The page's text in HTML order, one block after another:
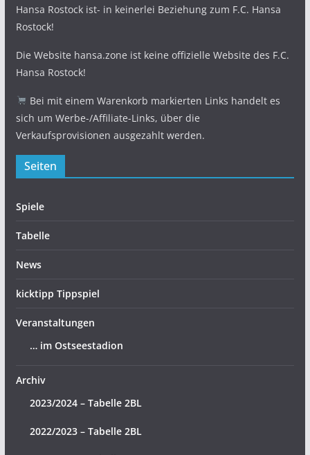
Hansa Rostock ist- in keinerlei Beziehung zum F.C. Hansa
Rostock!
Die Website hansa.zone ist keine offizielle Website des F.C.
Hansa Rostock!
Bei mit einem Warenkorb markierten Links handelt es
sich um Werbe-/Affiliate-Links, über die
Verkaufsprovisionen ausgezahlt werden.
Seiten
Spiele
Tabelle
News
kicktipp Tippspiel
Veranstaltungen
… im Ostseestadion
Archiv
2023/2024 – Tabelle 2BL
2022/2023 – Tabelle 2BL